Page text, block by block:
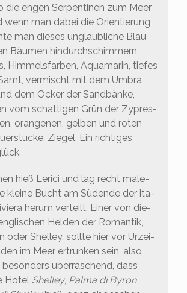
die engen Ser­pen­ti­nen zum Meer
wenn man dabei die Ori­en­tie­rung
man die­ses unglaub­li­che Blau
Bäu­men hin­durch­schim­mern
Him­mels­far­ben, Aqua­ma­rin, tie­fes
ver­mischt mit dem Umbra
dem Ocker der Sand­bän­ke,
vom schat­ti­gen Grün der Zypres­
oran­ge­nen, gel­ben und roten
Zie­gel. Ein rich­ti­ges
hieß Leri­ci und lag recht male­
klei­ne Bucht am Süd­ende der ita­
her­um ver­teilt. Einer von die­
Hel­den der Roman­tik,
oder Shel­ley, soll­te hier vor Urzei­
im Meer ertrun­ken sein, also
über­ra­schend, dass
Hotel Shel­ley, Pal­ma di Byron